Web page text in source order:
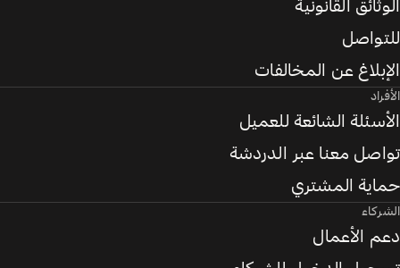
الوثائق القانونية
للتواصل
الإبلاغ عن المخالفات
الأفراد
الأسئلة الشائعة للعميل
تواصل معنا عبر الدردشة
حماية المشتري
الشركاء
دعم الأعمال